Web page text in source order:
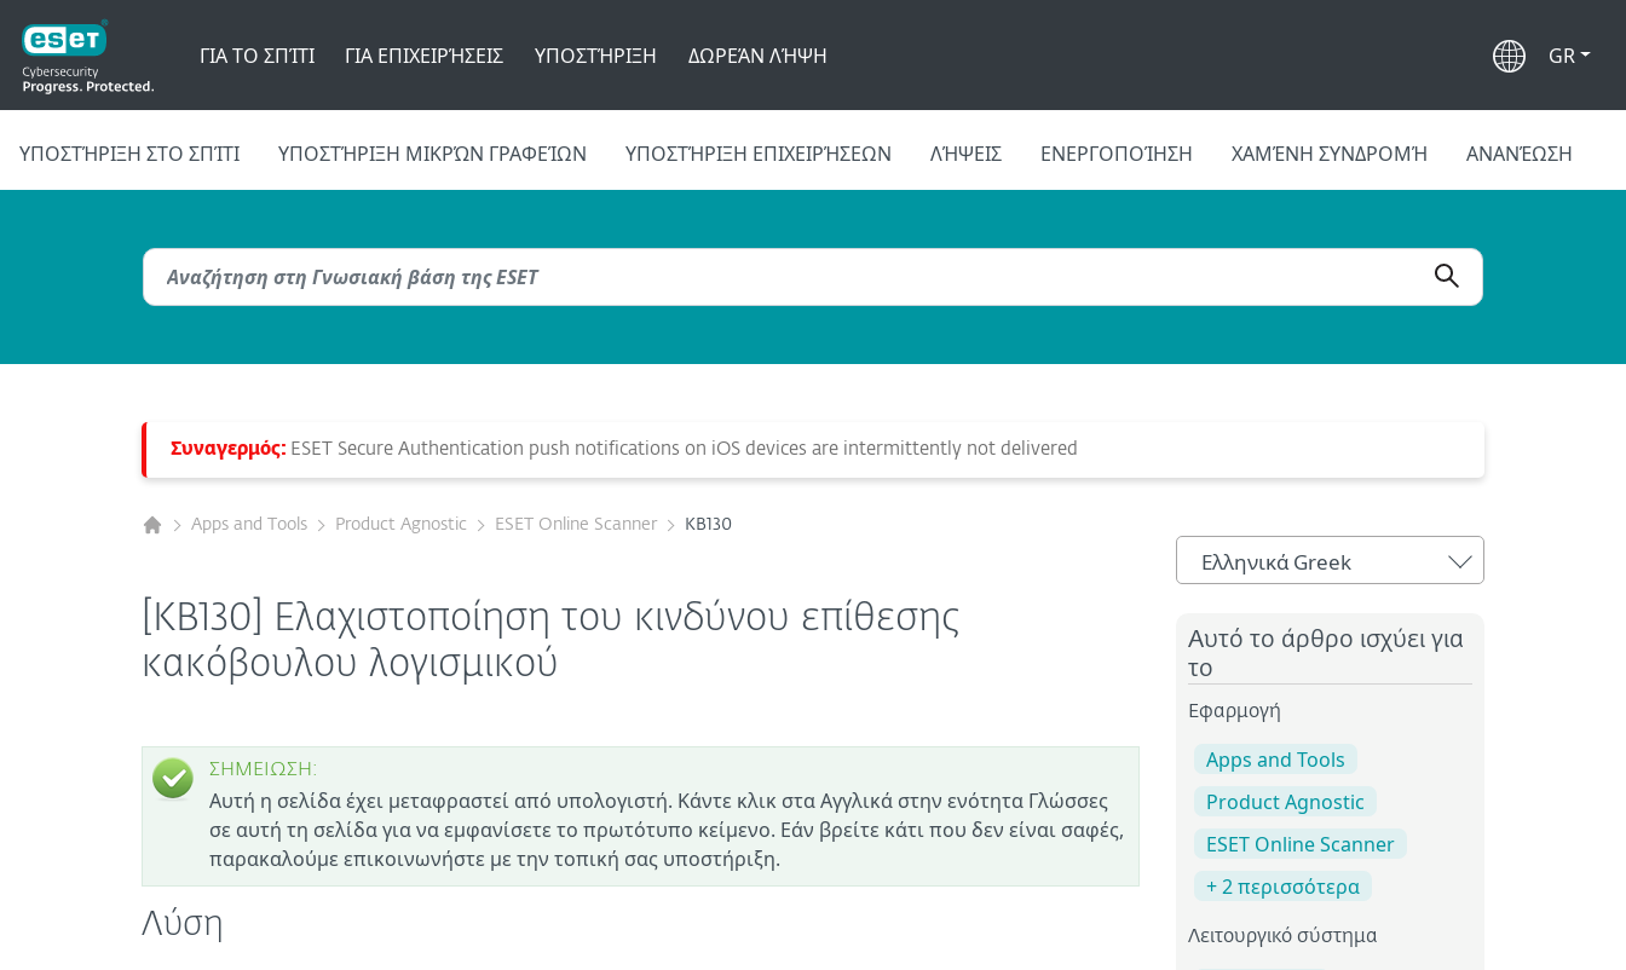
ΓΙΑ ΤΟ ΣΠΊΤΙ ΓΙΑ ΕΠΙΧΕΙΡΉΣΕΙΣ ΥΠΟΣΤΉΡΙΞΗ ΔΩΡΕΆΝ ΛΉΨΗ GR
ΥΠΟΣΤΉΡΙΞΗ ΣΤΟ ΣΠΊΤΙ ΥΠΟΣΤΉΡΙΞΗ ΜΙΚΡΏΝ ΓΡΑΦΕΊΩΝ ΥΠΟΣΤΉΡΙΞΗ ΕΠΙΧΕΙΡΉΣΕΩΝ ΛΉΨΕΙΣ ΕΝΕΡΓΟΠΟΊΗΣΗ ΧΑΜΈΝΗ ΣΥΝΔΡΟΜΉ ΑΝΑΝΈΩΣΗ
Συναγερμός: ESET Secure Authentication push notifications on iOS devices are intermittently not delivered
Apps and Tools Product Agnostic ESET Online Scanner KB130
[KB130] Ελαχιστοποίηση του κινδύνου επίθεσης
κακόβουλου λογισμικού
ΣΗΜΕΙΩΣΗ:
Αυτή η σελίδα έχει μεταφραστεί από υπολογιστή. Κάντε κλικ στα Αγγλικά στην ενότητα Γλώσσες
σε αυτή τη σελίδα για να εμφανίσετε το πρωτότυπο κείμενο. Εάν βρείτε κάτι που δεν είναι σαφές,
παρακαλούμε επικοινωνήστε με την τοπική σας υποστήριξη.
Λύση
Ελληνικά Greek
Αυτό το άρθρο ισχύει για
το
Εφαρμογή
Apps and Tools
Product Agnostic
ESET Online Scanner
+ 2 περισσότερα
Λειτουργικό σύστημα